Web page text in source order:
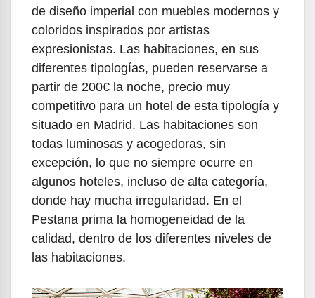
de diseño imperial con muebles modernos y
coloridos inspirados por artistas
expresionistas. Las habitaciones, en sus
diferentes tipologías, pueden reservarse a
partir de 200€ la noche, precio muy
competitivo para un hotel de esta tipología y
situado en Madrid. Las habitaciones son
todas luminosas y acogedoras, sin
excepción, lo que no siempre ocurre en
algunos hoteles, incluso de alta categoría,
donde hay mucha irregularidad. En el
Pestana prima la homogeneidad de la
calidad, dentro de los diferentes niveles de
las habitaciones.